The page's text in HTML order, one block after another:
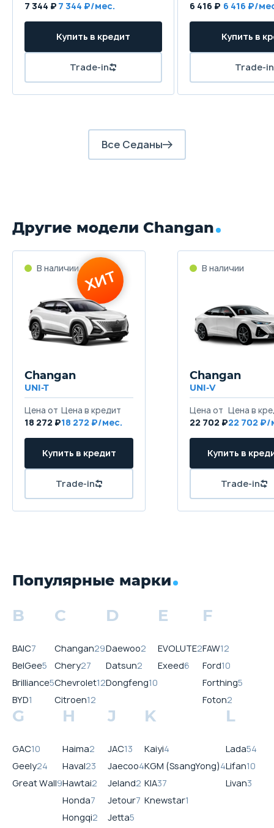
Дисковые вентилируемые
Задние тормоза
7 344 ₽ 7 344 ₽/мес.
Купить в кредит
Trade-in
6 416 ₽ 6 416 ₽/
Купить в
Trade-in
Все Седаны
Другие модели Changan
В наличии ХИТ
Changan
UNI-T
Цена от
18 272 ₽
Цена в кредит
18 272 ₽/мес.
Купить в кредит
Trade-in
В наличии
Changan
UNI-V
Цена от
22 702 ₽
Цена в
22 702 ₽/
Купить в
Trade-in
Популярные марки
B
BAIC7
BelGee5
Brilliance5
BYD1
C
Changan29
Chery27
Chevrolet12
Citroen12
D
Daewoo2
Datsun2
Dongfeng10
E
EVOLUTE2
Exeed6
F
FAW12
Ford10
Forthing5
Foton2
G
GAC10
Geely24
Great Wall9
H
Haima2
Haval23
Hawtai2
Honda7
Hongqi2
J
JAC13
Jaecoo4
Jeland2
Jetour7
Jetta5
K
Kaiyi4
KGM (SsangYong)4
KIA37
Knewstar1
L
Lada54
Lifan10
Livan3